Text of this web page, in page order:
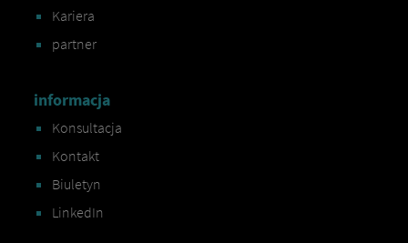
Kariera
partner
informacja
Konsultacja
Kontakt
Biuletyn
LinkedIn